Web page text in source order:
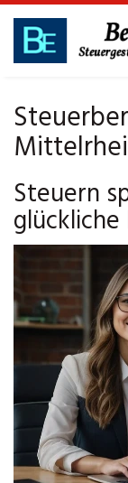
Skip
main
Steuern
glückliche